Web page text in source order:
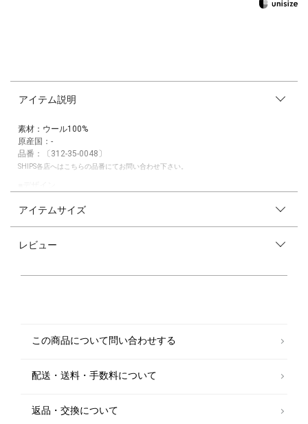
アイテム説明
素材：ウール100%
原産国：-
品番：〔312-35-0048〕
SHIPS各店へはこちらの品番にてお問い合わせ下さい。
裾幅を狭めることで、リブがなくてもブラウジングしたショート丈で着れ
ションを可能にしました。
■お問い合わせ品番：312-35-0048
天然の機能素材であるウールの吸放湿性や消臭性に再着目し、年間を通じ
アイテムサイズ
レビュー
この商品について問い合わせする
配送・送料・手数料について
返品・交換について